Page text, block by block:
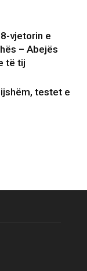
vjetorin e
– Abejës
të tij
testet e